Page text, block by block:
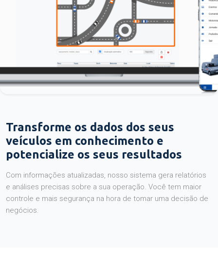
Transforme os dados dos seus
veículos em conhecimento e
potencialize os seus resultados
Com informações atualizadas, nosso sistema gera relatórios
e análises precisas sobre a sua operação. Você tem maior
controle e mais segurança na hora de tomar uma decisão de
negócios.